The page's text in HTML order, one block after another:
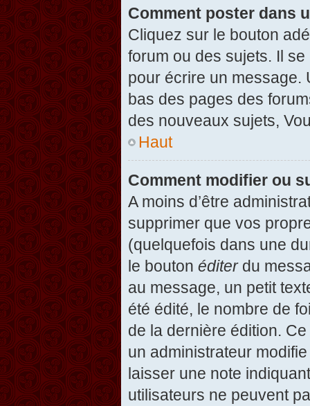
Comment poster dans
Cliquez sur le bouton
forum ou des sujets. Il
pour écrire un message.
bas des pages des
des nouveaux sujets,
Haut
Comment modifier ou
A moins d’être
supprimer que vos
(quelquefois dans une
le bouton éditerdu
au message, un petit
été édité, le nombre de
de la dernière édition.
un administrateur
laisser une note
utilisateurs ne peuvent